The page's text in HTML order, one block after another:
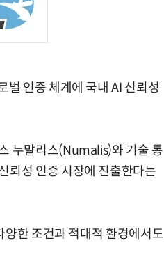
벌 인증 체계에 국내 AI 신뢰성
누말리스(Numalis)와 기술 통
뢰성 인증 시장에 진출한다는
한 조건과 적대적 환경에서도